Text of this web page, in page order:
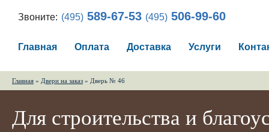
Звоните: (495) 589-67-53 (495) 506-99-60
Главная Оплата Доставка Услуги
Главная » Двери на заказ » Дверь № 46
Для строительства и